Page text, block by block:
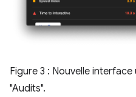
Figure 3 : Nouvelle
"Audits".